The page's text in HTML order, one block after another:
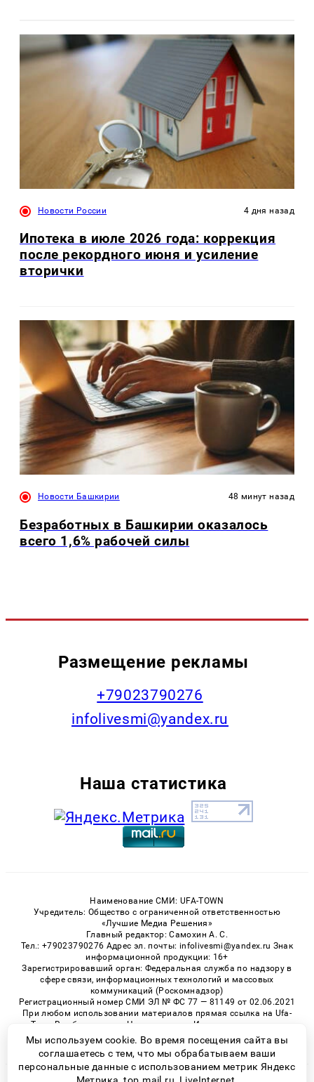
Новости России 4 дня назад
Ипотека в июле 2026 года: коррекция
после рекордного июня и усиление
вторички
Новости Башкирии 48 минут назад
Безработных в Башкирии оказалось
всего 1,6% рабочей силы
Размещение рекламы
+79023790276
infolivesmi@yandex.ru
Наша статистика
Наименование СМИ: UFA-TOWN
Учредитель: Общество с ограниченной ответственностью
«Лучшие Медиа Решения»
Главный редактор: Самохин А. С.
Тел.: +79023790276 Адрес эл. почты: infolivesmi@yandex.ru Знак
информационной продукции: 16+
Зарегистрировавший орган: Федеральная служба по надзору в
сфере связи, информационных технологий и массовых
коммуникаций (Роскомнадзор)
Регистрационный номер СМИ ЭЛ № ФС 77 — 81149 от 02.06.2021
При любом использовании материалов прямая ссылка на Ufa-
Town.Ru обязательна. Цитирование в Интернете возможно
только при наличии письменного разрешения.
Мы используем cookie. Во время посещения сайта вы
соглашаетесь с тем, что мы обрабатываем ваши
персональные данные с использованием метрик Яндекс